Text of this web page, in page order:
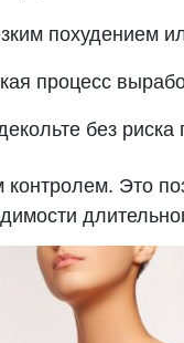
похудением
процесс
без
Это